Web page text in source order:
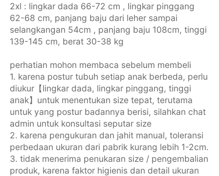
2xl : lingkar dada 66-72 cm , lingkar pinggang
62-68 cm, panjang baju dari leher sampai
selangkangan 54cm , panjang baju 108cm, tinggi
139-145 cm, berat 30-38 kg
perhatian mohon membaca sebelum membeli
1. karena postur tubuh setiap anak berbeda, perlu
diukur【lingkar dada, lingkar pinggang, tinggi
anak】untuk menentukan size tepat, terutama
untuk yang postur badannya berisi, silahkan chat
admin untuk konsultasi seputar size
2. karena pengukuran dan jahit manual, toleransi
perbedaan ukuran dari pabrik kurang lebih 1-2cm.
3. tidak menerima penukaran size / pengembalian
produk, karena faktor higienis dan detail ukuran